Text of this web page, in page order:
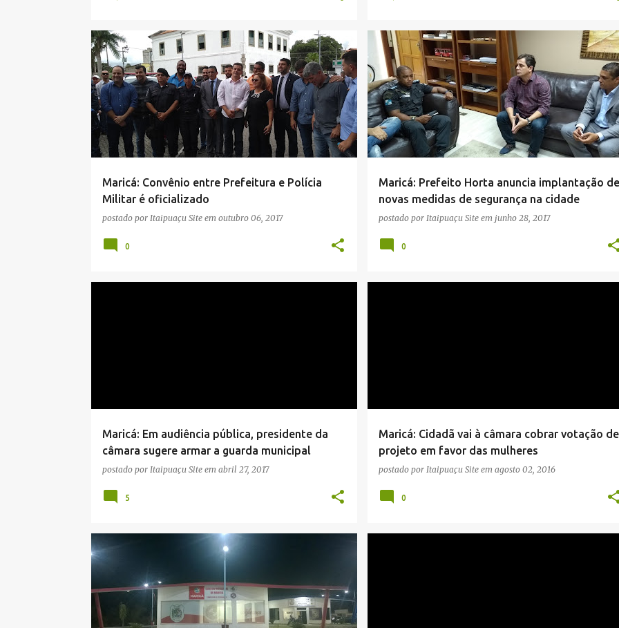
Maricá: Convênio entre Prefeitura e Polícia
Militar é oficializado
postado por Itaipuaçu Site em outubro 06, 2017
NOTÍCIAS POLÍCIA MILITAR +1
0
Maricá: Prefeito Horta anuncia implantação de
novas medidas de segurança na cidade
postado por Itaipuaçu Site em junho 28, 2017
MARICÁ NOTÍCIAS PREFEITO FABIANO HORTA +1
0
Maricá: Em audiência pública, presidente da
câmara sugere armar a guarda municipal
postado por Itaipuaçu Site em abril 27, 2017
5
Maricá: Cidadã vai à câmara cobrar votação de
projeto em favor das mulheres
postado por Itaipuaçu Site em agosto 02, 2016
0
ITAIPUAÇU